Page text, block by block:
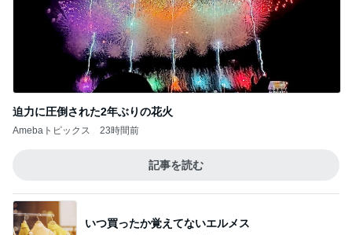
迫力に圧倒された2年ぶりの花火
Amebaトピックス 23時間前
記事を読む
いつ買ったか覚えてないエルメス